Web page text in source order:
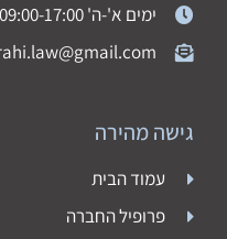
ימים א'-ה' 09:00-17:00
גישה מהירה
עמוד הבית
פרופיל החברה